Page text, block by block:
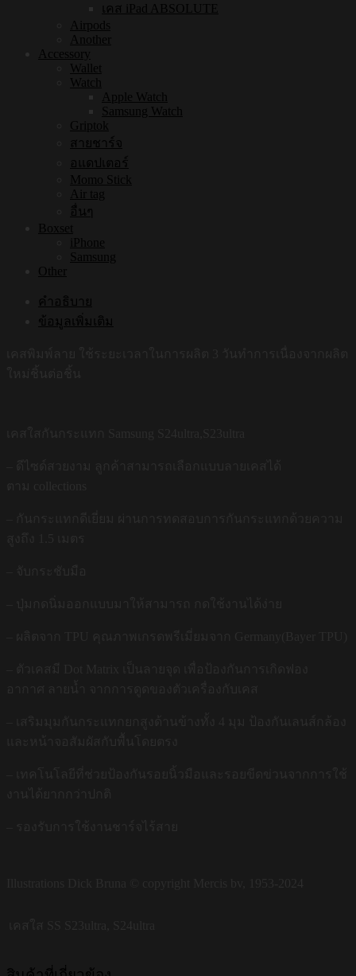
เคส iPad ABSOLUTE
Airpods
Another
Accessory
Wallet
Watch
Apple Watch
Samsung Watch
Griptok
สายชาร์จ
อแดปเตอร์
Momo Stick
Air tag
อื่นๆ
Boxset
iPhone
Samsung
Other
คำอธิบาย
ข้อมูลเพิ่มเติม